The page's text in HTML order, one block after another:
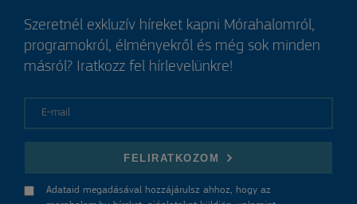
Szeretnél exkluzív híreket kapni Mórahalomról,
programokról, élményekről és még sok minden
másról? Iratkozz fel hírlevelünkre!
FELIRATKOZOM
Adataid megadásával hozzájárulsz ahhoz, hogy az